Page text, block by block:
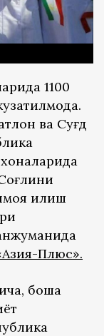
1100
ва Суғд
қилиш
Плюс».
бошқа